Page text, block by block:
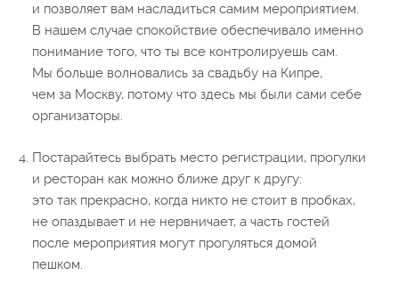
и позволяет вам насладиться самим мероприятием.
В нашем случае спокойствие обеспечивало именно
понимание того, что ты все контролируешь сам.
Мы больше волновались за свадьбу на Кипре,
чем за Москву, потому что здесь мы были сами себе
организаторы.
Постарайтесь выбрать место регистрации, прогулки
и ресторан как можно ближе друг к другу:
это так прекрасно, когда никто не стоит в пробках,
не опаздывает и не нервничает, а часть гостей
после мероприятия могут прогуляться домой
пешком.